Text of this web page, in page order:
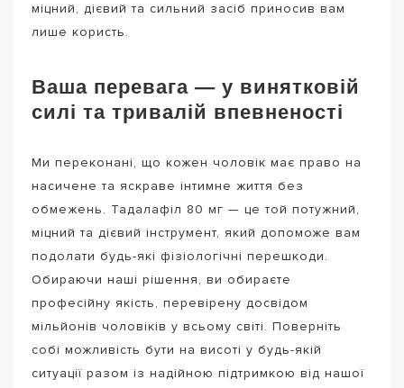
міцний, дієвий та сильний засіб приносив вам
лише користь.
Ваша перевага — у винятковій
силі та тривалій впевненості
Ми переконані, що кожен чоловік має право на
насичене та яскраве інтимне життя без
обмежень. Тадалафіл 80 мг — це той потужний,
міцний та дієвий інструмент, який допоможе вам
подолати будь-які фізіологічні перешкоди.
Обираючи наші рішення, ви обираєте
професійну якість, перевірену досвідом
мільйонів чоловіків у всьому світі. Поверніть
собі можливість бути на висоті у будь-якій
ситуації разом із надійною підтримкою від нашої